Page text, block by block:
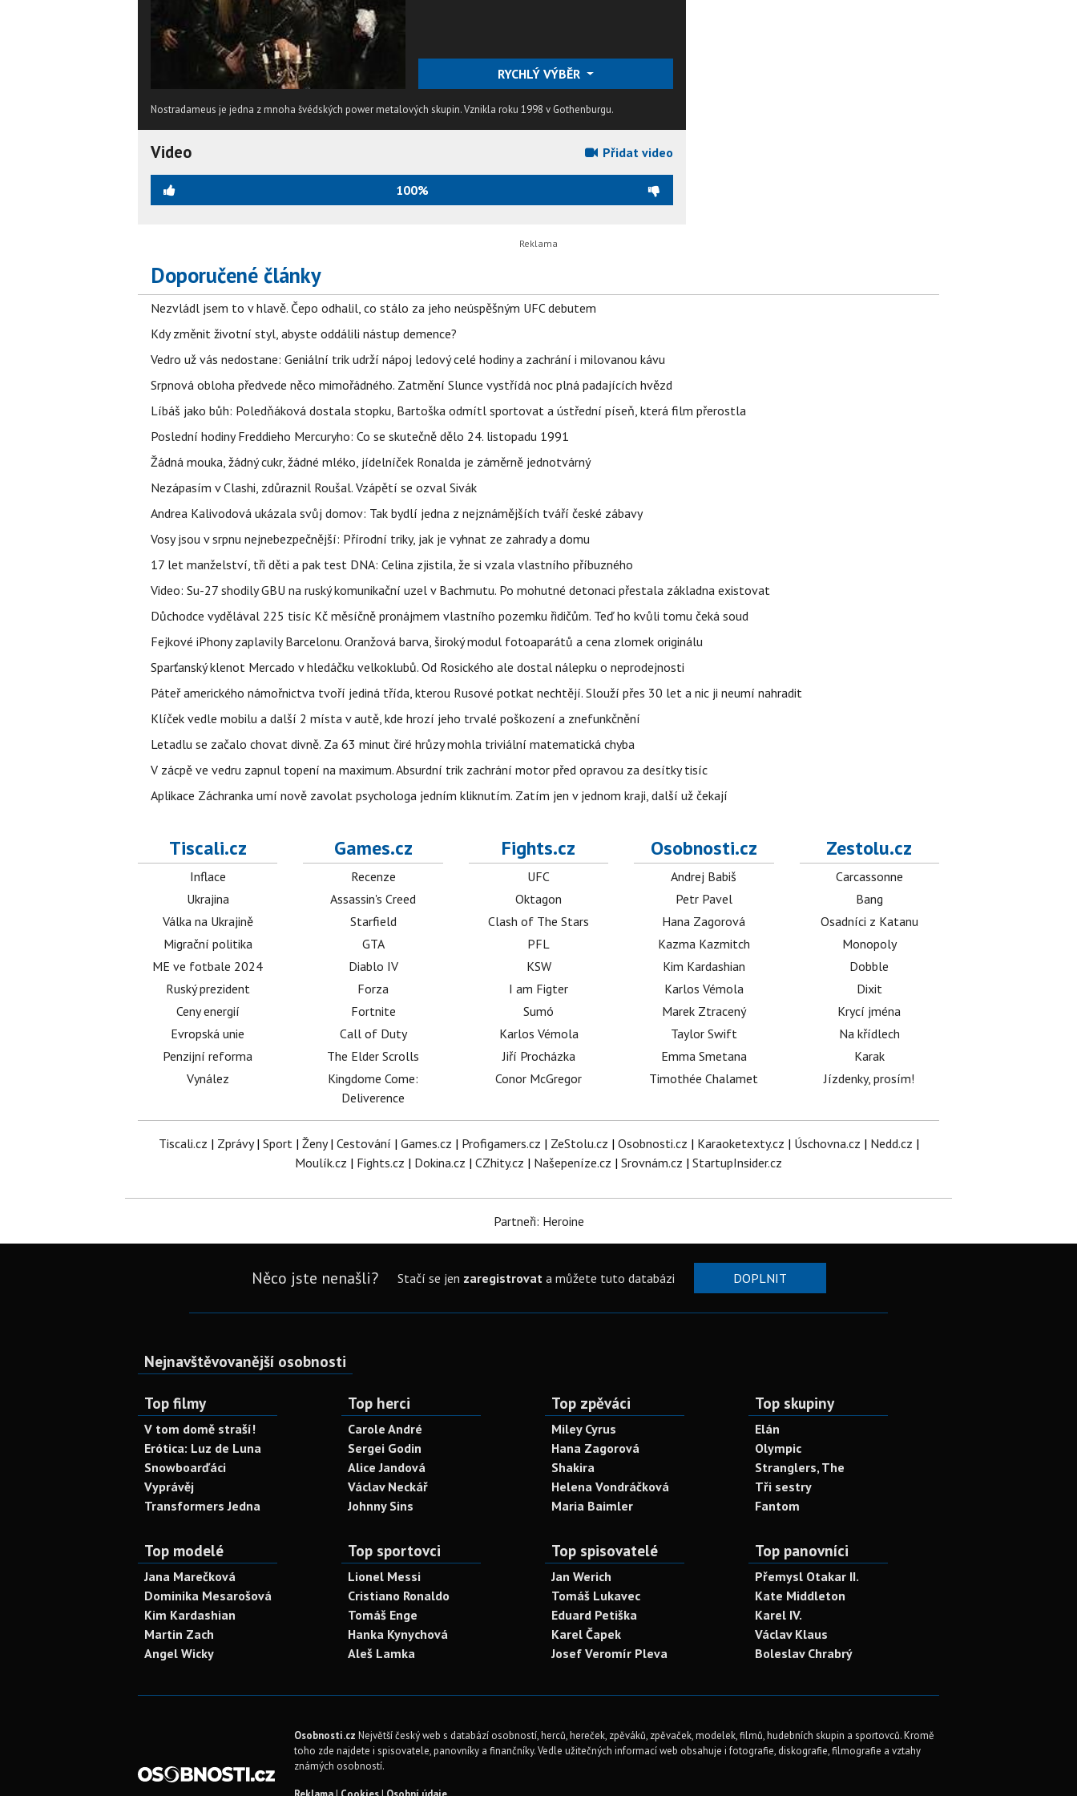
RYCHLÝ VÝBĚR
Nostradameus je jedna z mnoha švédských power metalových skupin. Vznikla roku 1998 v Gothenburgu.
Video Přidat video
100%
Doporučené články
Nezvládl jsem to v hlavě. Čepo odhalil, co stálo za jeho neúspěšným UFC debutem
Kdy změnit životní styl, abyste oddálili nástup demence?
Vedro už vás nedostane: Geniální trik udrží nápoj ledový celé hodiny a zachrání i milovanou kávu
Srpnová obloha předvede něco mimořádného. Zatmění Slunce vystřídá noc plná padajících hvězd
Líbáš jako bůh: Poledňáková dostala stopku, Bartoška odmítl sportovat a ústřední píseň, která film přerostla
Poslední hodiny Freddieho Mercuryho: Co se skutečně dělo 24. listopadu 1991
Žádná mouka, žádný cukr, žádné mléko, jídelníček Ronalda je záměrně jednotvárný
Nezápasím v Clashi, zdůraznil Roušal. Vzápětí se ozval Sivák
Andrea Kalivodová ukázala svůj domov: Tak bydlí jedna z nejznámějších tváří české zábavy
Vosy jsou v srpnu nejnebezpečnější: Přírodní triky, jak je vyhnat ze zahrady a domu
17 let manželství, tři děti a pak test DNA: Celina zjistila, že si vzala vlastního příbuzného
Video: Su-27 shodily GBU na ruský komunikační uzel v Bachmutu. Po mohutné detonaci přestala základna existovat
Důchodce vydělával 225 tisíc Kč měsíčně pronájmem vlastního pozemku řidičům. Teď ho kvůli tomu čeká soud
Fejkové iPhony zaplavily Barcelonu. Oranžová barva, široký modul fotoaparátů a cena zlomek originálu
Sparťanský klenot Mercado v hledáčku velkoklubů. Od Rosického ale dostal nálepku o neprodejnosti
Páteř amerického námořnictva tvoří jediná třída, kterou Rusové potkat nechtějí. Slouží přes 30 let a nic ji neumí nahradit
Klíček vedle mobilu a další 2 místa v autě, kde hrozí jeho trvalé poškození a znefunkčnění
Letadlu se začalo chovat divně. Za 63 minut čiré hrůzy mohla triviální matematická chyba
V zácpě ve vedru zapnul topení na maximum. Absurdní trik zachrání motor před opravou za desítky tisíc
Aplikace Záchranka umí nově zavolat psychologa jedním kliknutím. Zatím jen v jednom kraji, další už čekají
Tiscali.cz
Inflace
Ukrajina
Válka na Ukrajině
Migrační politika
ME ve fotbale 2024
Ruský prezident
Ceny energií
Evropská unie
Penzijní reforma
Vynález
Games.cz
Recenze
Assassin's Creed
Starfield
GTA
Diablo IV
Forza
Fortnite
Call of Duty
The Elder Scrolls
Kingdome Come:
Deliverence
Fights.cz
UFC
Oktagon
Clash of The Stars
PFL
KSW
I am Figter
Sumó
Karlos Vémola
Jiří Procházka
Conor McGregor
Osobnosti.cz
Andrej Babiš
Petr Pavel
Hana Zagorová
Kazma Kazmitch
Kim Kardashian
Karlos Vémola
Marek Ztracený
Taylor Swift
Emma Smetana
Timothée Chalamet
Zestolu.cz
Carcassonne
Bang
Osadníci z Katanu
Monopoly
Dobble
Dixit
Krycí jména
Na křídlech
Karak
Jízdenky, prosím!
Tiscali.cz | Zprávy| Sport| Ženy| Cestování | Games.cz | Profigamers.cz | ZeStolu.cz | Osobnosti.cz | Karaoketexty.cz | Úschovna.cz | Nedd.cz |
Moulík.cz | Fights.cz | Dokina.cz | CZhity.cz | Našepeníze.cz | Srovnám.cz | StartupInsider.cz
Partneři: Heroine
Něco jste nenašli? Stačí se jen zaregistrovata můžete tuto databázi DOPLNIT
Nejnavštěvovanější osobnosti
Top filmy
V tom domě straší!
Erótica: Luz de Luna
Snowboarďáci
Vyprávěj
Transformers Jedna
Top herci
Carole André
Sergei Godin
Alice Jandová
Václav Neckář
Johnny Sins
Top zpěváci
Miley Cyrus
Hana Zagorová
Shakira
Helena Vondráčková
Maria Baimler
Top skupiny
Elán
Olympic
Stranglers, The
Tři sestry
Fantom
Top modelé
Jana Marečková
Dominika Mesarošová
Kim Kardashian
Martin Zach
Angel Wicky
Top sportovci
Lionel Messi
Cristiano Ronaldo
Tomáš Enge
Hanka Kynychová
Aleš Lamka
Top spisovatelé
Jan Werich
Tomáš Lukavec
Eduard Petiška
Karel Čapek
Josef Veromír Pleva
Top panovníci
Přemysl Otakar II.
Kate Middleton
Karel IV.
Václav Klaus
Boleslav Chrabrý
Osobnosti.cz Největší český web s databází osobností, herců, hereček, zpěváků, zpěvaček, modelek, filmů, hudebních skupin a sportovců. Kromě
toho zde najdete i spisovatele, panovníky a finančníky. Vedle užitečných informací web obsahuje i fotografie, diskografie, filmografie a vztahy
známých osobností.